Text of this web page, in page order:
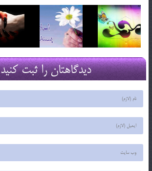
دیدگاهتان را ثبت کنید